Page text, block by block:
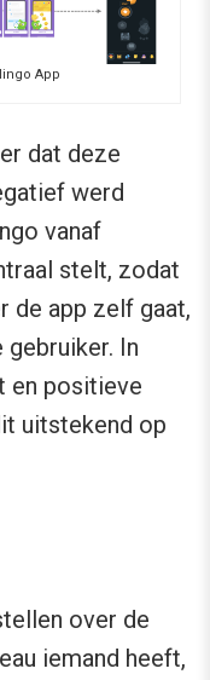
App
dat deze
werd
vanaf
stelt, zodat
de app zelf gaat,
In
en positieve
uitstekend op
over de
iemand heeft,